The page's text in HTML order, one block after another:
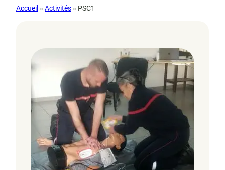
Accueil » Activités » PSC1